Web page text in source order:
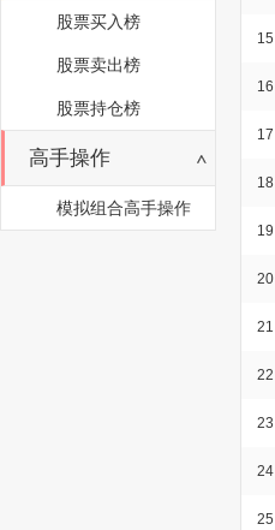
股票买入榜
股票卖出榜
股票持仓榜
高手操作
模拟组合高手操作
15
16
17
18
19
20
21
22
23
24
25